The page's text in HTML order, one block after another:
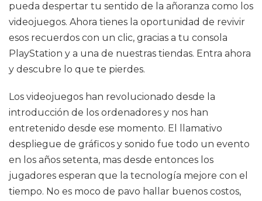
pueda despertar tu sentido de la añoranza como los
videojuegos. Ahora tienes la oportunidad de revivir
esos recuerdos con un clic, gracias a tu consola
PlayStation y a una de nuestras tiendas. Entra ahora
y descubre lo que te pierdes.
Los videojuegos han revolucionado desde la
introducción de los ordenadores y nos han
entretenido desde ese momento. El llamativo
despliegue de gráficos y sonido fue todo un evento
en los años setenta, mas desde entonces los
jugadores esperan que la tecnología mejore con el
tiempo. No es moco de pavo hallar buenos costos,